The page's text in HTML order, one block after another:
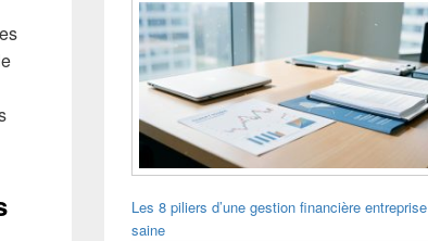
Les 8 piliers d’une gestion financière entreprise
saine